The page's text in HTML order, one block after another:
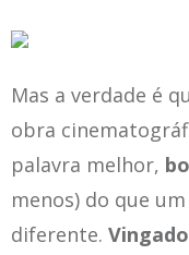
Mas a verdade é
obra
palavra melhor,
menos) do que
diferente.